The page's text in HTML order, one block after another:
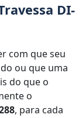
DI-
com que seu
ou que uma
do que o
o
, para cada